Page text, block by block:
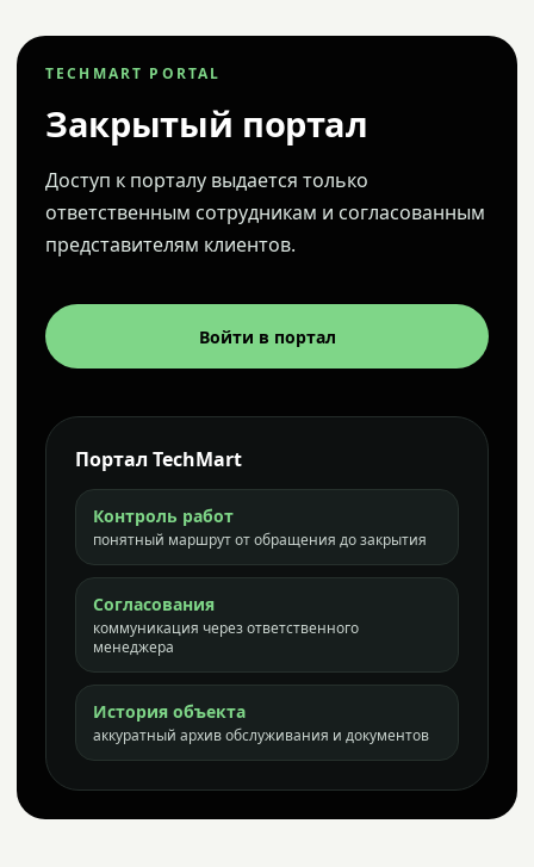
TECHMART PORTAL
Закрытый портал
Доступ к порталу выдается только
ответственным сотрудникам и согласованным
представителям клиентов.
Войти в портал
Портал TechMart
Контроль работ
понятный маршрут от обращения до закрытия
Согласования
коммуникация через ответственного
менеджера
История объекта
аккуратный архив обслуживания и документов